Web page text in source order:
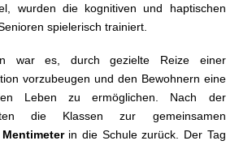
wurden die kognitiven und haptischen
spielerisch trainiert.
war es, durch gezielte Reize einer
vorzubeugen und den Bewohnern eine
Leben zu ermöglichen. Nach der
die Klassen zur gemeinsamen
in die Schule zurück. Der Tag